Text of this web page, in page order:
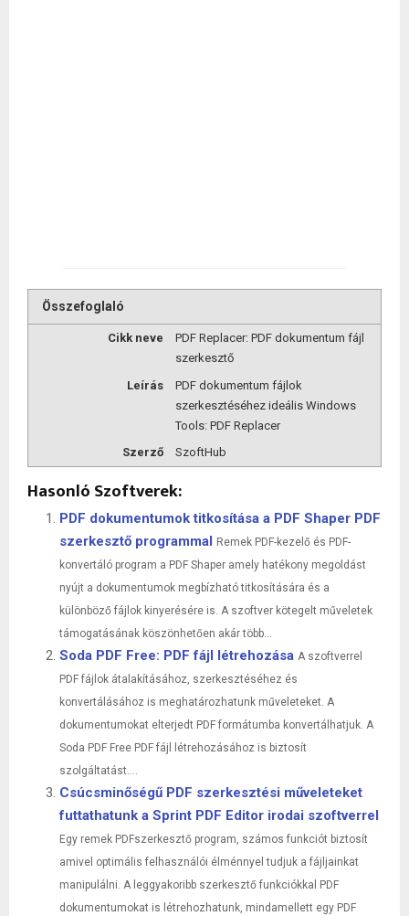
Összefoglaló
Cikk neve
PDF Replacer: PDF dokumentum fájl
szerkesztő
Leírás
PDF dokumentum fájlok
szerkesztéséhez ideális Windows
Tools: PDF Replacer
Szerző
SzoftHub
Hasonló Szoftverek:
PDF dokumentumok titkosítása a PDF Shaper PDF
szerkesztő programmal
Remek PDF-kezelő és PDF-
konvertáló program a PDF Shaper amely hatékony megoldást
nyújt a dokumentumok megbízható titkosítására és a
különböző fájlok kinyerésére is. A szoftver kötegelt műveletek
támogatásának köszönhetően akár több...
Soda PDF Free: PDF fájl létrehozása A szoftverrel
PDF fájlok átalakításához, szerkesztéséhez és
konvertálásához is meghatározhatunk műveleteket. A
dokumentumokat elterjedt PDF formátumba konvertálhatjuk. A
Soda PDF Free PDF fájl létrehozásához is biztosít
szolgáltatást....
Csúcsminőségű PDF szerkesztési műveleteket
futtathatunk a Sprint PDF Editor irodai szoftverrel
Egy remek PDFszerkesztő program, számos funkciót biztosít
amivel optimális felhasználói élménnyel tudjuk a fájljainkat
manipulálni. A leggyakoribb szerkesztő funkciókkal PDF
dokumentumokat is létrehozhatunk, mindamellett egy PDF